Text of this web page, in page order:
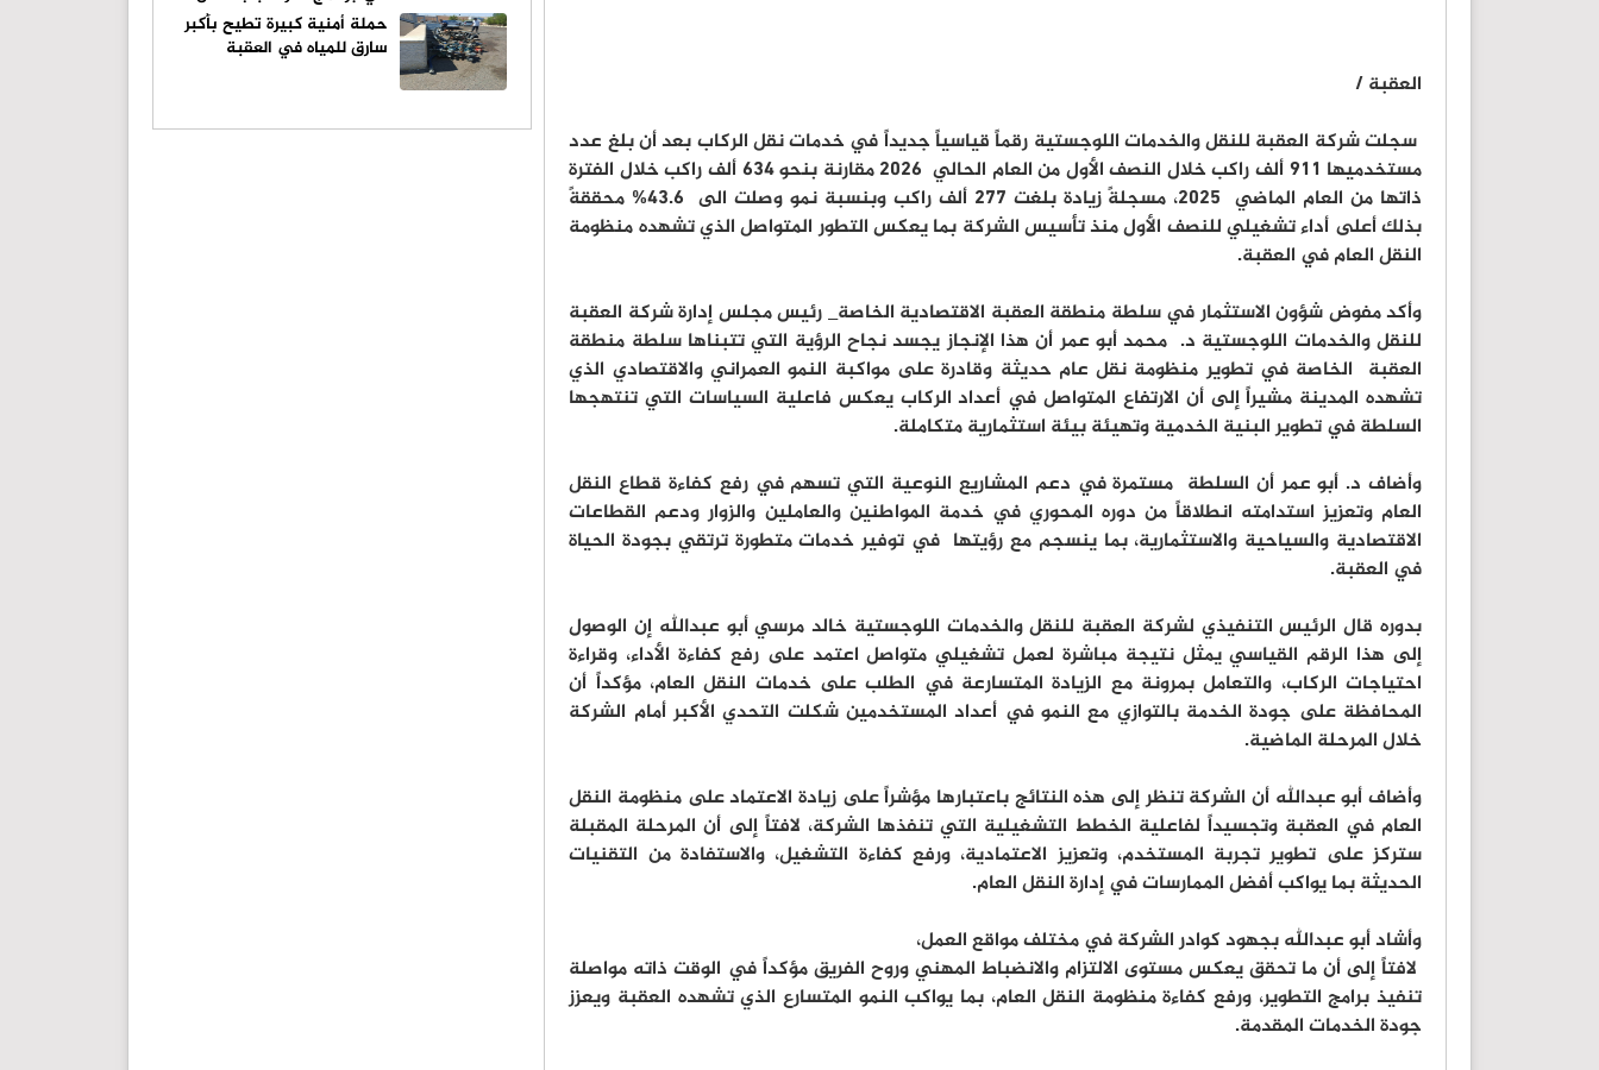
العقبة /
سجلت شركة العقبة للنقل والخدمات اللوجستية رقماً قياسياً جديداً في خدمات نقل الركاب بعد أن بلغ عدد
مستخدميها 911 ألف راكب خلال النصف الأول من العام الحالي 2026 مقارنة بنحو 634 ألف راكب خلال الفترة
ذاتها من العام الماضي 2025، مسجلةً زيادة بلغت 277 ألف راكب وبنسبة نمو وصلت الى 43.6% محققةً
بذلك أعلى أداء تشغيلي للنصف الأول منذ تأسيس الشركة بما يعكس التطور المتواصل الذي تشهده منظومة
النقل العام في العقبة.
وأكد مفوض شؤون الاستثمار في سلطة منطقة العقبة الاقتصادية الخاصة_ رئيس مجلس إدارة شركة العقبة
للنقل والخدمات اللوجستية د. محمد أبو عمر أن هذا الإنجاز يجسد نجاح الرؤية التي تتبناها سلطة منطقة
العقبة الخاصة في تطوير منظومة نقل عام حديثة وقادرة على مواكبة النمو العمراني والاقتصادي الذي
تشهده المدينة مشيراً إلى أن الارتفاع المتواصل في أعداد الركاب يعكس فاعلية السياسات التي تنتهجها
السلطة في تطوير البنية الخدمية وتهيئة بيئة استثمارية متكاملة.
وأضاف د. أبو عمر أن السلطة مستمرة في دعم المشاريع النوعية التي تسهم في رفع كفاءة قطاع النقل
العام وتعزيز استدامته انطلاقاً من دوره المحوري في خدمة المواطنين والعاملين والزوار ودعم القطاعات
الاقتصادية والسياحية والاستثمارية، بما ينسجم مع رؤيتها في توفير خدمات متطورة ترتقي بجودة الحياة
في العقبة.
بدوره قال الرئيس التنفيذي لشركة العقبة للنقل والخدمات اللوجستية خالد مرسي أبو عبدالله إن الوصول
إلى هذا الرقم القياسي يمثل نتيجة مباشرة لعمل تشغيلي متواصل اعتمد على رفع كفاءة الأداء، وقراءة
احتياجات الركاب، والتعامل بمرونة مع الزيادة المتسارعة في الطلب على خدمات النقل العام، مؤكداً أن
المحافظة على جودة الخدمة بالتوازي مع النمو في أعداد المستخدمين شكلت التحدي الأكبر أمام الشركة
خلال المرحلة الماضية.
وأضاف أبو عبدالله أن الشركة تنظر إلى هذه النتائج باعتبارها مؤشراً على زيادة الاعتماد على منظومة النقل
العام في العقبة وتجسيداً لفاعلية الخطط التشغيلية التي تنفذها الشركة، لافتاً إلى أن المرحلة المقبلة
ستركز على تطوير تجربة المستخدم، وتعزيز الاعتمادية، ورفع كفاءة التشغيل، والاستفادة من التقنيات
الحديثة بما يواكب أفضل الممارسات في إدارة النقل العام.
وأشاد أبو عبدالله بجهود كوادر الشركة في مختلف مواقع العمل،
لافتاً إلى أن ما تحقق يعكس مستوى الالتزام والانضباط المهني وروح الفريق مؤكداً في الوقت ذاته مواصلة
تنفيذ برامج التطوير، ورفع كفاءة منظومة النقل العام، بما يواكب النمو المتسارع الذي تشهده العقبة ويعزز
جودة الخدمات المقدمة.
حملة أمنية كبيرة تطيح بأكبر
سارق للمياه في العقبة